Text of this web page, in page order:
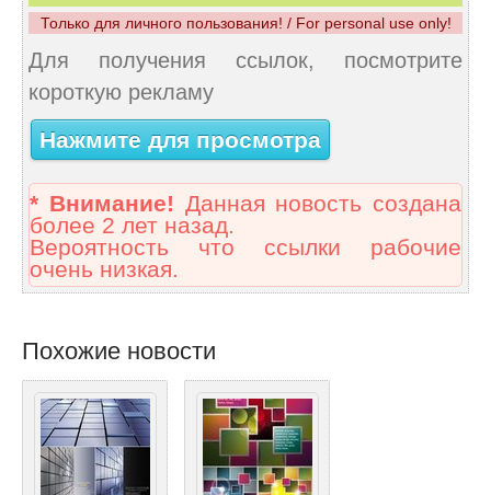
Только для личного пользования! / For personal use only!
Для получения ссылок, посмотрите
короткую рекламу
Нажмите для просмотра
* Внимание! Данная новость создана
более 2 лет назад.
Вероятность что ссылки рабочие
очень низкая.
Похожие новости